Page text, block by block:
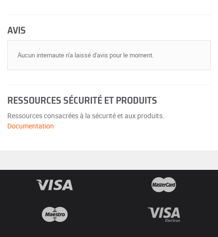
AVIS
Aucun internaute n'a laissé d'avis pour le moment.
RESSOURCES SÉCURITÉ ET PRODUITS
Ressources consacrées à la sécurité et aux produits.
Documentation